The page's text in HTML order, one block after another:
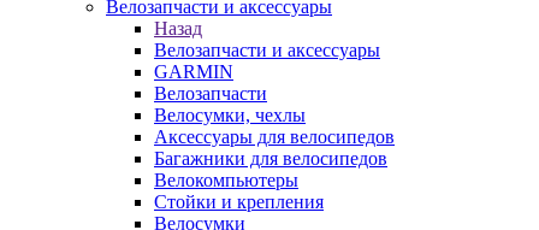
Велозапчасти и аксессуары
Назад
Велозапчасти и аксессуары
GARMIN
Велозапчасти
Велосумки, чехлы
Аксессуары для велосипедов
Багажники для велосипедов
Велокомпьютеры
Стойки и крепления
Велосумки